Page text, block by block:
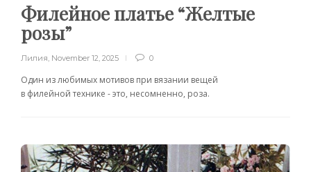
Филейное платье “Желтые
розы”
Лилия November 12, 2025 0
Один из любимых мотивов при вязании вещей
в филейной технике - это, несомненно, роза.